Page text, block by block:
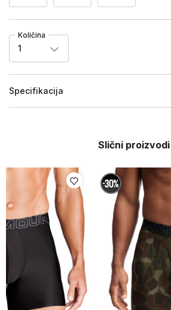
Količina
1
Specifikacija
Slični proizvodi